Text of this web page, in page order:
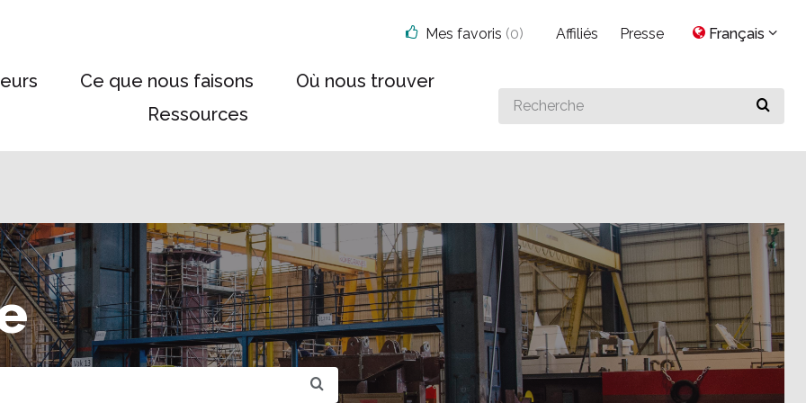
Ce que nous faisons
Où nous trouver
Ressources
Search
for
Mes favoris (0) Affiliés Presse Français